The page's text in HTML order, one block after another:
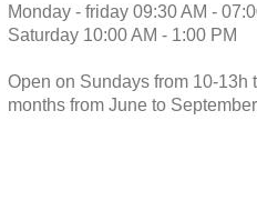
Monday - friday 09:30 AM -
Saturday 10:00 AM - 1:00 PM
Open on Sundays from 10-13h
months from June to